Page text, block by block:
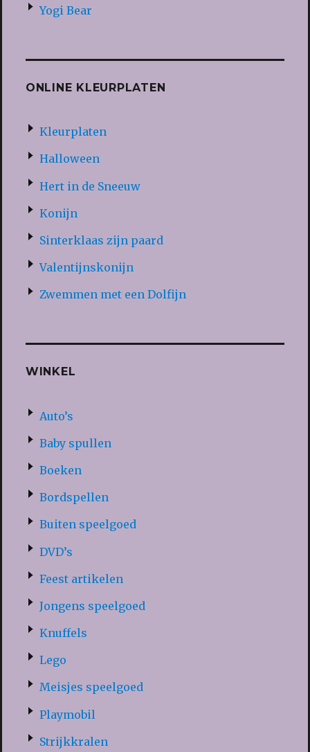
Yogi Bear
ONLINE KLEURPLATEN
Kleurplaten
Halloween
Hert in de Sneeuw
Konijn
Sinterklaas zijn paard
Valentijnskonijn
Zwemmen met een Dolfijn
WINKEL
Auto’s
Baby spullen
Boeken
Bordspellen
Buiten speelgoed
DVD’s
Feest artikelen
Jongens speelgoed
Knuffels
Lego
Meisjes speelgoed
Playmobil
Strijkkralen